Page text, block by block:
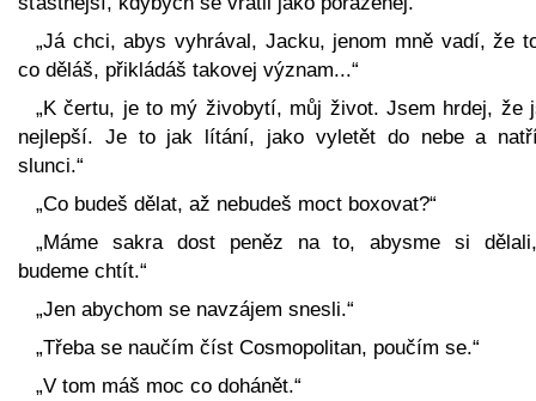
„Já chci, abys vyhrával, Jacku, jenom mně vadí, že
co děláš, přikládáš takovej význam...“
„K čertu, je to mý živobytí, můj život. Jsem hrdej, že
nejlepší. Je to jak lítání, jako vyletět do nebe a
slunci.“
„Co budeš dělat, až nebudeš moct boxovat?“
„Máme sakra dost peněz na to, abysme si
budeme chtít.“
„Jen abychom se navzájem snesli.“
„Třeba se naučím číst Cosmopolitan, poučím se.“
„V tom máš moc co dohánět.“